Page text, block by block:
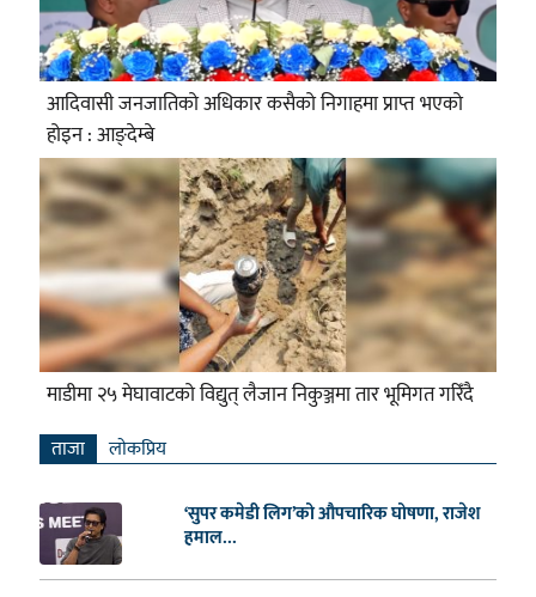
आदिवासी जनजातिको अधिकार कसैको निगाहमा प्राप्त भएको
होइन : आङ्देम्बे
माडीमा २५ मेघावाटको विद्युत् लैजान निकुञ्जमा तार भूमिगत गरिँदै
ताजा लाेकप्रिय
‘सुपर कमेडी लिग’को औपचारिक घोषणा, राजेश
हमाल...